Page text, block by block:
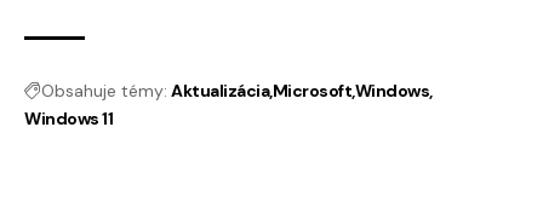
Obsahuje témy: AktualizáciaMicrosoftWindows
Windows 11